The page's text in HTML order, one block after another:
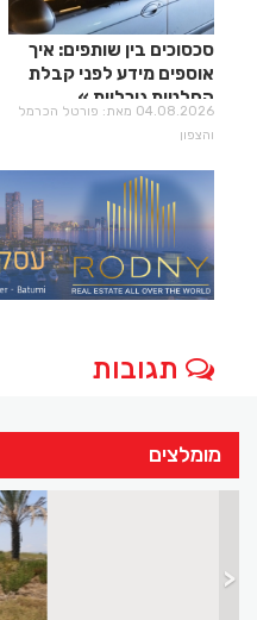
סכסוכים בין שותפים: איך
אוספים מידע לפני קבלת
החלטות גורליות
04.08.2026 מאת: פורטל הכרמל
והצפון
תגובות
מומלצים
<